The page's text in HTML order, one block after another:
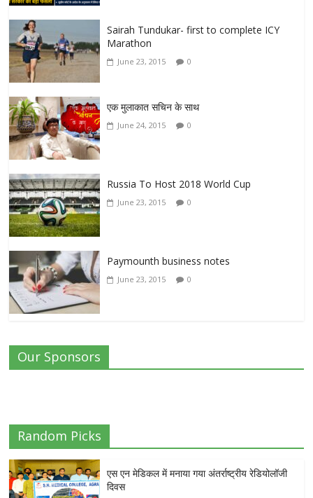
Sairah Tundukar- first to complete ICY
Marathon
June 23, 2015 0
एक मुलाकात सचिन के साथ
June 24, 2015 0
Russia To Host 2018 World Cup
June 23, 2015 0
Paymounth business notes
June 23, 2015 0
Our Sponsors
Random Picks
एस एन मेडिकल में मनाया गया अंतर्राष्ट्रीय रेडियोलॉजी
दिवस